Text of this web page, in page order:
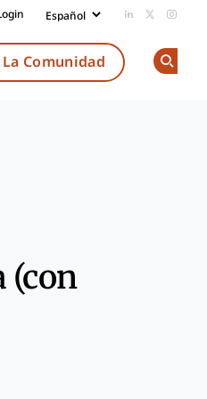
Add us on
Follow
Comunidad
Share
(con